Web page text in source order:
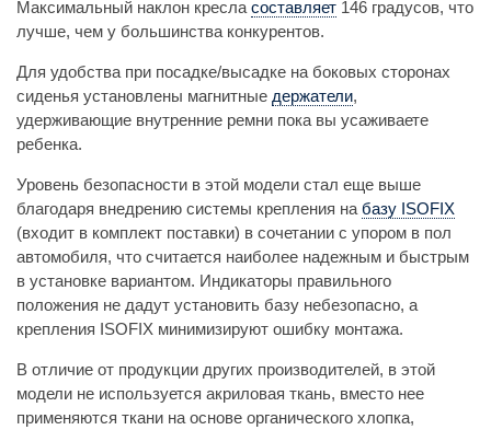
Максимальный наклон кресла составляет 146 градусов, что
лучше, чем у большинства конкурентов.
Для удобства при посадке/высадке на боковых сторонах
сиденья установлены магнитные держатели,
удерживающие внутренние ремни пока вы усаживаете
ребенка.
Уровень безопасности в этой модели стал еще выше
благодаря внедрению системы крепления на базу ISOFIX
(входит в комплект поставки) в сочетании с упором в пол
автомобиля, что считается наиболее надежным и быстрым
в установке вариантом. Индикаторы правильного
положения не дадут установить базу небезопасно, а
крепления ISOFIX минимизируют ошибку монтажа.
В отличие от продукции других производителей, в этой
модели не используется акриловая ткань, вместо нее
применяются ткани на основе органического хлопка,